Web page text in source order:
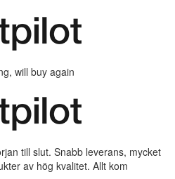
will buy again
till slut. Snabb leverans, mycket
av hög kvalitet. Allt kom